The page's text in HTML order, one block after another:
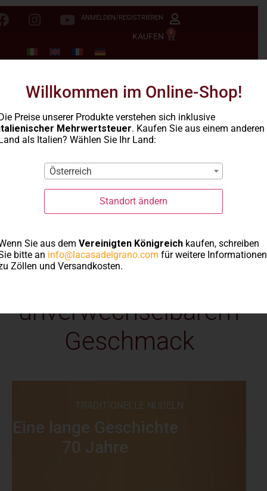
ANMELDEN/REGISTRIEREN
KAUFEN 0
Typisch sardische
unverwechselbarem
Geschmack
TRADITIONELLE NUDELN
Eine lange Geschichte
70 Jahre
Willkommen im Online-Shop!
Preise unserer Produkte verstehen sich inklusive
Mehrwertsteuer. Kaufen Sie aus einem anderen
als Italien? Wählen Sie Ihr Land:
Österreich
Standort ändern
Sie aus dem Vereinigten Königreichkaufen, schreiben
bitte an info@lacasadelgrano.com für weitere Informationen
Zöllen und Versandkosten.